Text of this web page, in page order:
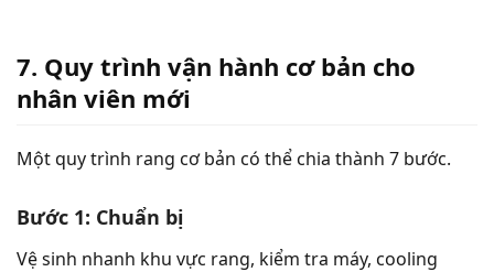
7. Quy trình vận hành cơ bản cho
nhân viên mới
Một quy trình rang cơ bản có thể chia thành 7 bước.
Bước 1: Chuẩn bị
Vệ sinh nhanh khu vực rang, kiểm tra máy, cooling